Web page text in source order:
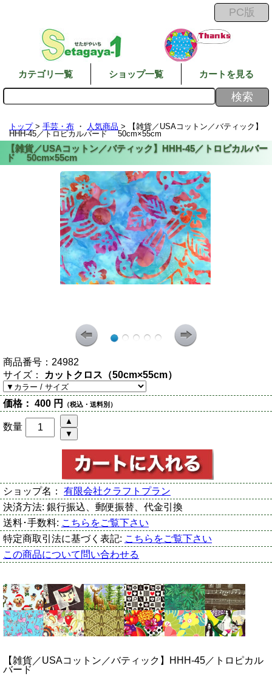
カテゴリ一覧 ショップ一覧 カートを見る
トップ> 手芸・布 ・ 人気商品 > 【雑貨／USAコットン／バティック】
HHH-45／トロピカルバード 50cm×55cm
商品番号： 24982
サイズ： カットクロス（50cm×55cm）
価格： 400 円 （税込・送料別）
数量
ショップ名： 有限会社クラフトプラン
決済方法: 銀行振込、郵便振替、代金引換
送料･手数料: こちらをご覧下さい
特定商取引法に基づく表記: こちらをご覧下さい
この商品について問い合わせる
【雑貨／USAコットン／バティック】HHH-45／トロピカル
バード